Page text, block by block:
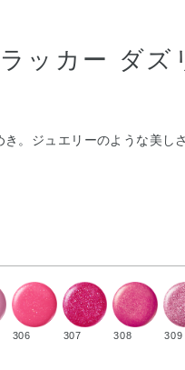
ッカー ダ
。ジュエリーのような美し
306 307 308 309